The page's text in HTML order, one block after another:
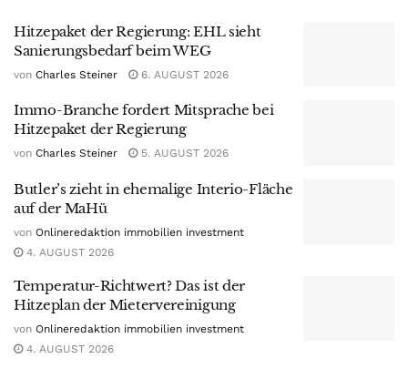
Hitzepaket der Regierung: EHL sieht
Sanierungsbedarf beim WEG
von Charles Steiner 6. AUGUST 2026
Immo-Branche fordert Mitsprache bei
Hitzepaket der Regierung
von Charles Steiner 5. AUGUST 2026
Butler’s zieht in ehemalige Interio-Fläche
auf der MaHü
von Onlineredaktion immobilien investment
4. AUGUST 2026
Temperatur-Richtwert? Das ist der
Hitzeplan der Mietervereinigung
von Onlineredaktion immobilien investment
4. AUGUST 2026